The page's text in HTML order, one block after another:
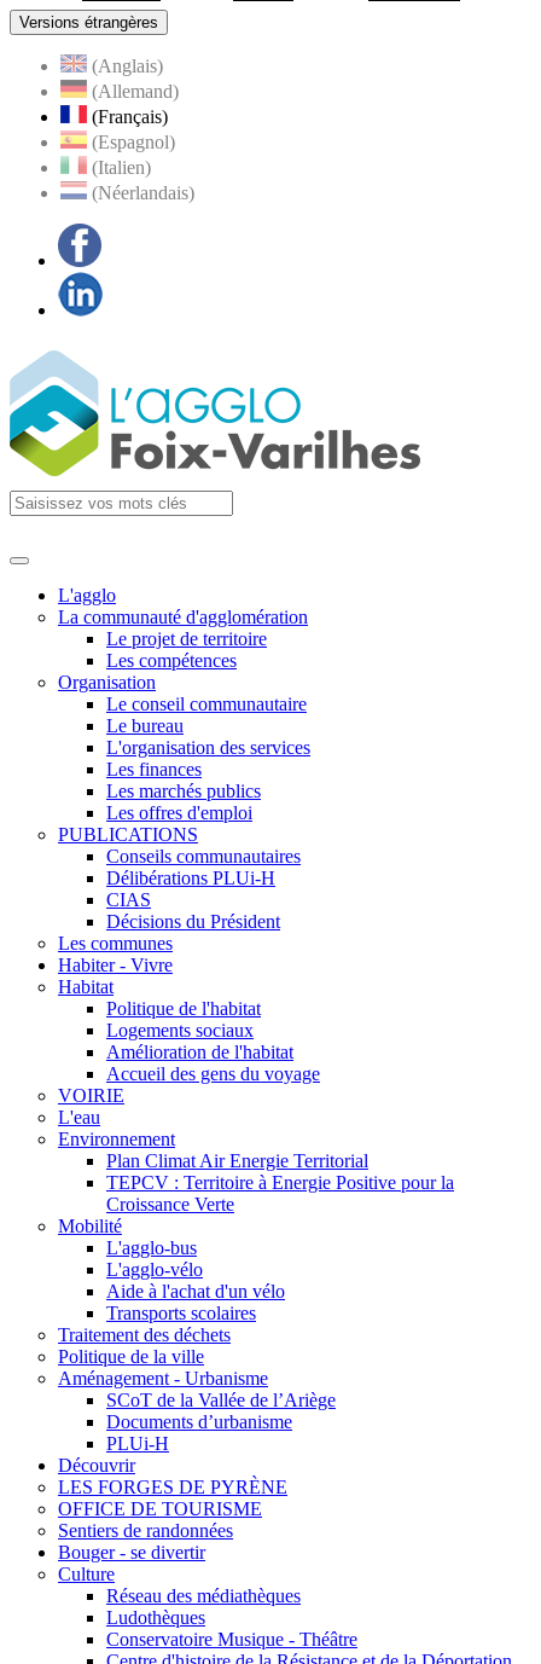
Versions étrangères
(Anglais)
(Allemand)
(Français)
(Espagnol)
(Italien)
(Néerlandais)
Agglo Foix-Varilhes
L'agglo
La communauté d'agglomération
Le projet de territoire
Les compétences
Organisation
Le conseil communautaire
Le bureau
L'organisation des services
Les finances
Les marchés publics
Les offres d'emploi
PUBLICATIONS
Conseils communautaires
Délibérations PLUi-H
CIAS
Décisions du Président
Les communes
Habiter - Vivre
Habitat
Politique de l'habitat
Logements sociaux
Amélioration de l'habitat
Accueil des gens du voyage
VOIRIE
L'eau
Environnement
Plan Climat Air Energie Territorial
TEPCV : Territoire à Energie Positive pour la
Croissance Verte
Mobilité
L'agglo-bus
L'agglo-vélo
Aide à l'achat d'un vélo
Transports scolaires
Traitement des déchets
Politique de la ville
Aménagement - Urbanisme
SCoT de la Vallée de l’Ariège
Documents d’urbanisme
PLUi-H
Découvrir
LES FORGES DE PYRÈNE
OFFICE DE TOURISME
Sentiers de randonnées
Bouger - se divertir
Culture
Réseau des médiathèques
Ludothèques
Conservatoire Musique - Théâtre